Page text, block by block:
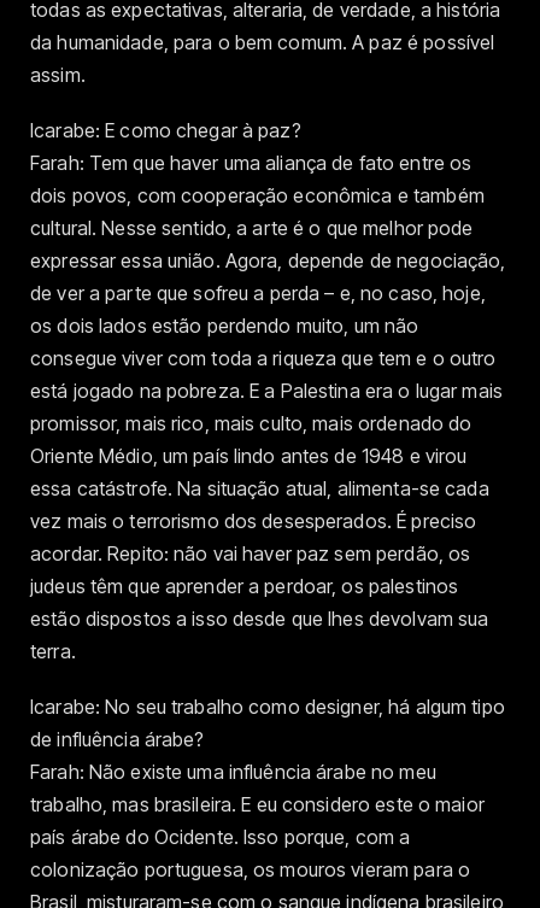
todas as expectativas, alteraria, de verdade, a história
da humanidade, para o bem comum. A paz é possível
assim.
Icarabe: E como chegar à paz?
Farah: Tem que haver uma aliança de fato entre os
dois povos, com cooperação econômica e também
cultural. Nesse sentido, a arte é o que melhor pode
expressar essa união. Agora, depende de negociação,
de ver a parte que sofreu a perda – e, no caso, hoje,
os dois lados estão perdendo muito, um não
consegue viver com toda a riqueza que tem e o outro
está jogado na pobreza. E a Palestina era o lugar mais
promissor, mais rico, mais culto, mais ordenado do
Oriente Médio, um país lindo antes de 1948 e virou
essa catástrofe. Na situação atual, alimenta-se cada
vez mais o terrorismo dos desesperados. É preciso
acordar. Repito: não vai haver paz sem perdão, os
judeus têm que aprender a perdoar, os palestinos
estão dispostos a isso desde que lhes devolvam sua
terra.
Icarabe: No seu trabalho como designer, há algum tipo
de influência árabe?
Farah: Não existe uma influência árabe no meu
trabalho, mas brasileira. E eu considero este o maior
país árabe do Ocidente. Isso porque, com a
colonização portuguesa, os mouros vieram para o
Brasil, misturaram-se com o sangue indígena brasileiro